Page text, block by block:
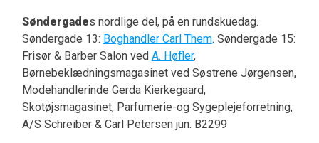
Søndergades nordlige del, på en rundskuedag.
Søndergade 13: Boghandler Carl Them. Søndergade 15:
Frisør & Barber Salon ved A. Høfler,
Børnebeklædningsmagasinet ved Søstrene Jørgensen,
Modehandlerinde Gerda Kierkegaard,
Skotøjsmagasinet, Parfumerie-og Sygeplejeforretning,
A/S Schreiber & Carl Petersen jun. B2299